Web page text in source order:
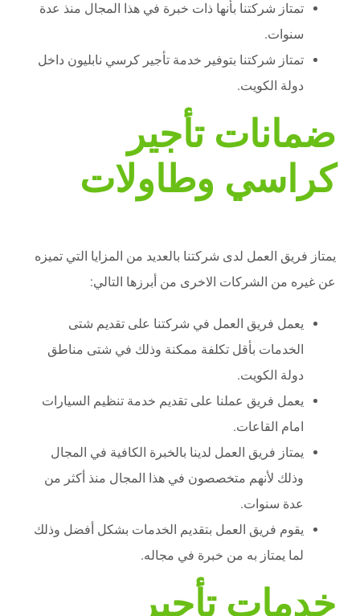
تمتاز شركتنا بأنها ذات خبرة في هذا المجال منذ عدة
سنوات.
تمتاز شركتنا بتوفير خدمة تأجير كرسي نابليون داخل
دولة الكويت.
ضمانات تأجير
كراسي وطاولات
يمتاز فريق العمل لدى شركتنا بالعديد من المزايا التي تميزه
عن غيره من الشركات الاخرى من أبرزها التالي:
يعمل فريق العمل في شركتنا على تقديم شتى
الخدمات بأقل تكلفة ممكنة وذلك في شتى مناطق
دولة الكويت.
يعمل فريق عملنا على تقديم خدمة تنظيم السيارات
امام القاعات.
يمتاز فريق العمل لدينا بالخبرة الكافية في المجال
وذلك لأنهم متخصصون في هذا المجال منذ أكثر من
عدة سنوات.
يقوم فريق العمل بتقديم الخدمات بشكل أفضل وذلك
لما يمتاز به من خبرة في مجاله.
خدمات تأجير